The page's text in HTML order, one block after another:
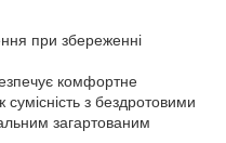
при збереженні
комфортне
з бездротовими
загартованим